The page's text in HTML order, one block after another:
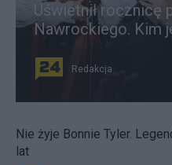
Uświetnił rocznicę
Nawrockiego. Kim
Redakcja
Nie żyje Bonnie Tyler.
lat